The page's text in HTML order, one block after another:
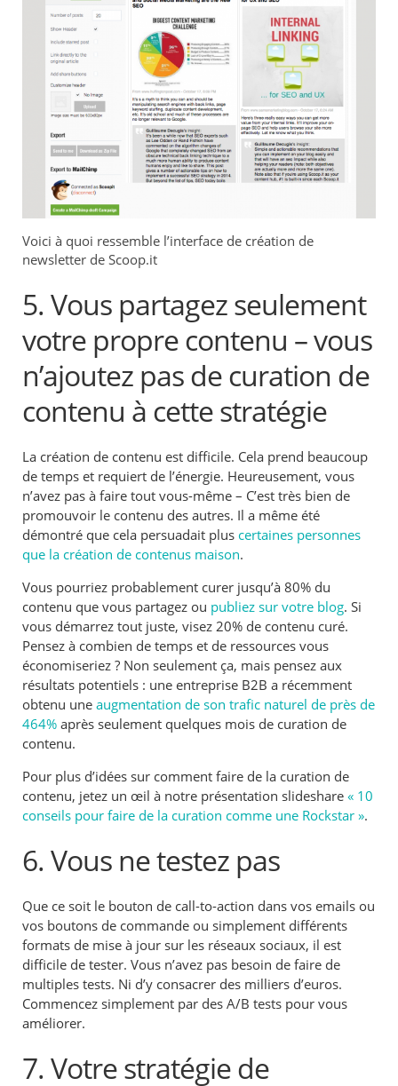
Voici à quoi ressemble l’interface de création de
newsletter de Scoop.it
5. Vous partagez seulement
votre propre contenu – vous
n’ajoutez pas de curation de
contenu à cette stratégie
La création de contenu est difficile. Cela prend beaucoup
de temps et requiert de l’énergie. Heureusement, vous
n’avez pas à faire tout vous-même – C’est très bien de
promouvoir le contenu des autres. Il a même été
démontré que cela persuadait plus certaines personnes
que la création de contenus maison.
Vous pourriez probablement curer jusqu’à 80% du
contenu que vous partagez ou publiez sur votre blog. Si
vous démarrez tout juste, visez 20% de contenu curé.
Pensez à combien de temps et de ressources vous
économiseriez ? Non seulement ça, mais pensez aux
résultats potentiels : une entreprise B2B a récemment
obtenu uneaugmentation de son trafic naturel de près de
464% après seulement quelques mois de curation de
contenu.
Pour plus d’idées sur comment faire de la curation de
contenu, jetez un œil à notre présentation slideshare« 10
conseils pour faire de la curation comme une Rockstar ».
6. Vous ne testez pas
Que ce soit le bouton de call-to-action dans vos emails ou
vos boutons de commande ou simplement différents
formats de mise à jour sur les réseaux sociaux, il est
difficile de tester. Vous n’avez pas besoin de faire de
multiples tests. Ni d’y consacrer des milliers d’euros.
Commencez simplement par des A/B tests pour vous
améliorer.
7. Votre stratégie de